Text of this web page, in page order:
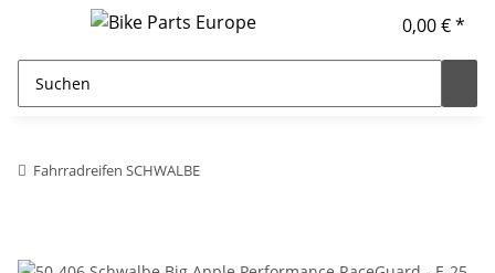
0,00 € *
Fahrradreifen SCHWALBE